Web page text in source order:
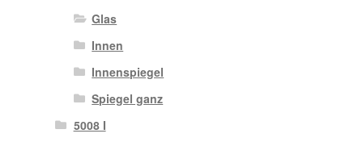
Glas
Innen
Innenspiegel
Spiegel ganz
5008 I